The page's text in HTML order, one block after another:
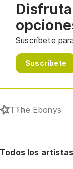
Suscríbete
Suscríbete
TThe Ebonys
Todos los artistas